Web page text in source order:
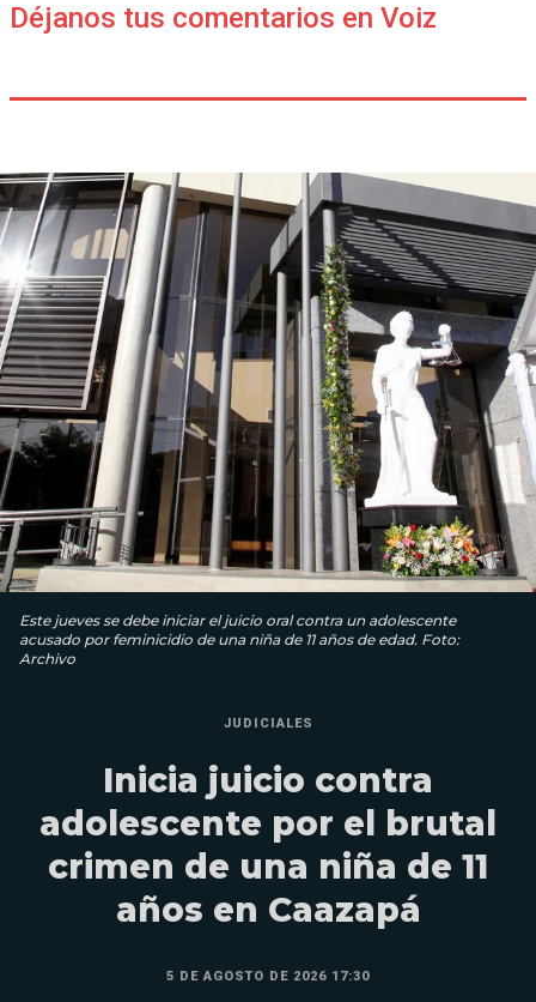
Déjanos tus comentarios en Voiz
Este jueves se debe iniciar el juicio oral contra un adolescente
acusado por feminicidio de una niña de 11 años de edad. Foto:
Archivo
JUDICIALES
Inicia juicio contra
adolescente por el brutal
crimen de una niña de 11
años en Caazapá
5 DE AGOSTO DE 2026 17:30